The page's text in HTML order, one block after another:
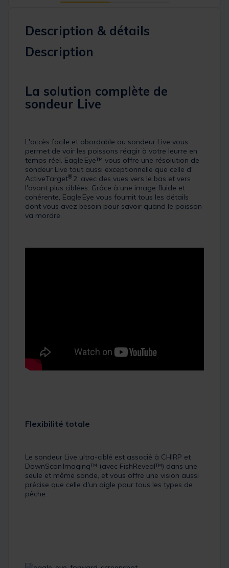
Description & détails
Description
La solution complète de
sondeur Live
L'accès facile et abordable au sondeur Live vous
permet de voir les poissons réagir à votre leurre en
temps réel. Eagle Eye™ vous offre une résolution de
sondeur Live tout aussi exceptionnelle que celle d'
ActiveTarget® 2, avec des vues vers le bas et vers
l'avant plus ciblées. Grâce à une image fluide et
cohérente, Eagle Eye vous fournit tous les détails
dont vous avez besoin pour savoir quand le poisson
va mordre.
Flexibilité totale
Le sondeur Live ultra-ciblé est associé à CHIRP et
DownScan Imaging™ (avec FishReveal™) dans une
seule et même sonde, et vous offre une vision aussi
précise que celle d'un aigle pour tous les types de
pêche.